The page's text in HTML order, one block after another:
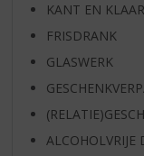
KANT EN KLAAR
FRISDRANK
GLASWERK
ALCOHOLVRIJE